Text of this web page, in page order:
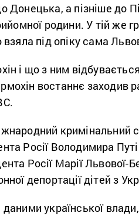
Донецька, а пізніше до
родини. У тій же
взяла під опіку сама
і що з ним
востаннє заходив
кримінальний
Росії Володимира
Росії Марії Львової-
депортації дітей з
української